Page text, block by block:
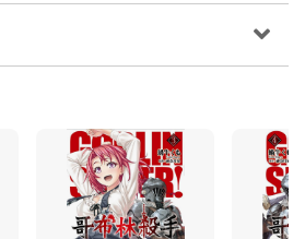
據她的說法，水之都內莫名地出
蹤跡。哥布林殺手與妖精弓手、
人道士組隊，共同挑戰水之都的
浩劫－－是人為引發的。」蝸牛
系奇幻巨作‧第二彈！